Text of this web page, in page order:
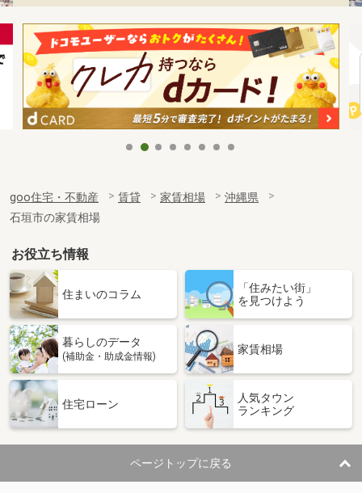
goo住宅・不動産 賃貸 家賃相場
沖縄県
石垣市の家賃相場
お役立ち情報
住まいのコラム
「住みたい街」
を見つけよう
暮らしのデータ
(補助金・助成金情報)
家賃相場
住宅ローン
人気タウン
ランキング
ページトップに戻る